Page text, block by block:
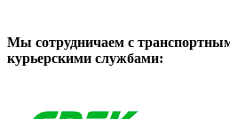
Мы сотрудничаем с
курьерскими службами: